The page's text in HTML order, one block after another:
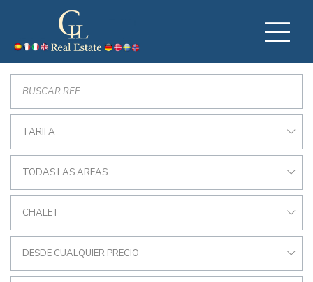
TARIFA
TODAS LAS AREAS
CHALET
DESDE CUALQUIER PRECIO